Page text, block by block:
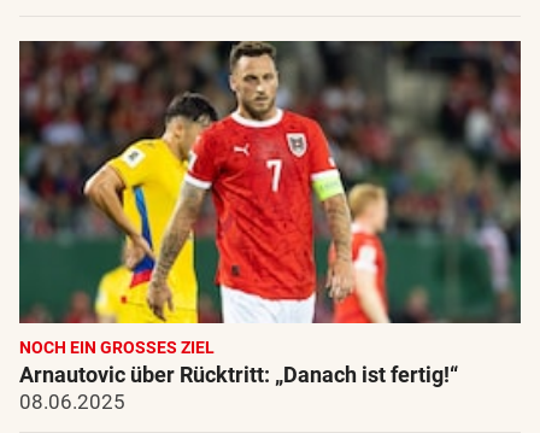
NOCH EIN GROSSES ZIEL
Arnautovic über Rücktritt: „Danach ist fertig!“
08.06.2025